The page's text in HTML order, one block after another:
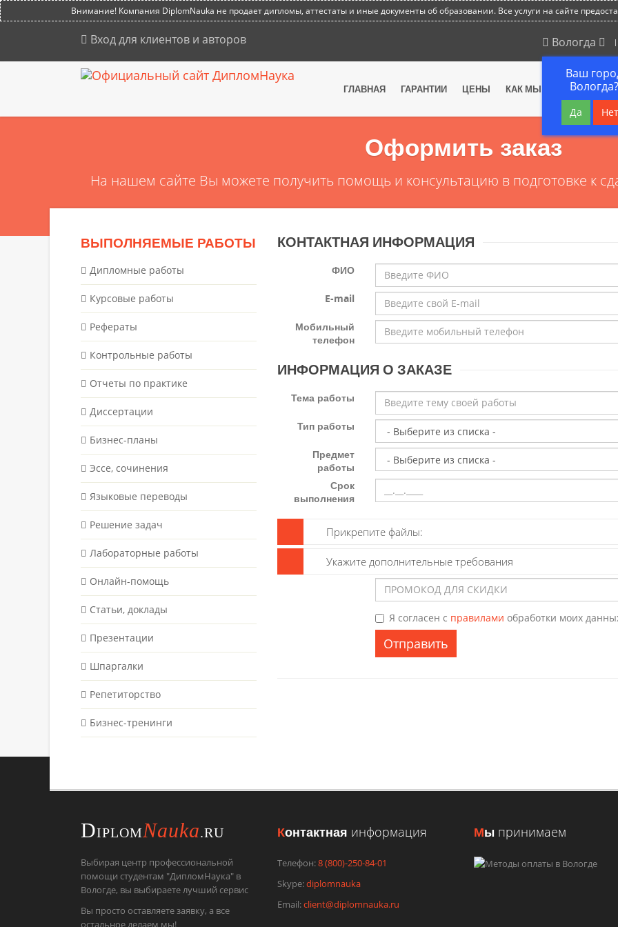
Внимание! Компания DiplomNauka не продает дипломы, аттестаты и иные документы об образовании. Все услуги на сайте
Вход для клиентов и авторов Вологда
Ваш
Вологда?
Да Нет
ГЛАВНАЯ ГАРАНТИИ ЦЕНЫ КАК МЫ РАБОТАЕМ
Оформить заказ
На нашем сайте Вы можете получить помощь и консультацию в подготовке к
ВЫПОЛНЯЕМЫЕ РАБОТЫ
Дипломные работы
Курсовые работы
Рефераты
Контрольные работы
Отчеты по практике
Диссертации
Бизнес-планы
Эссе, сочинения
Языковые переводы
Решение задач
Лабораторные работы
Онлайн-помощь
Статьи, доклады
Презентации
Шпаргалки
Репетиторство
Бизнес-тренинги
КОНТАКТНАЯ ИНФОРМАЦИЯ
ФИО
E-mail
Мобильный
телефон
ИНФОРМАЦИЯ О ЗАКАЗЕ
Тема работы
Тип работы
Предмет
работы
Срок
выполнения
Прикрепите файлы:
Укажите дополнительные требования
Я согласен с правилами обработки моих
Отправить
DIPLOMNauka.RU
Выбирая центр профессиональной
помощи студентам "ДипломНаука" в
Вологде, вы выбираете лучший сервис
Вы просто оставляете заявку, а все
остальное делаем мы!
Контактная информация
Телефон:8 (800)-250-84-01
Skype:diplomnauka
Email:client@diplomnauka.ru
Мы принимаем